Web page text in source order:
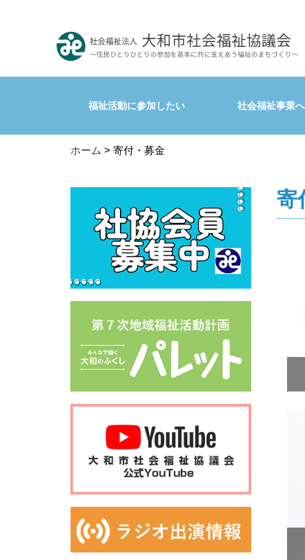
福祉活動に参加したい 社会福祉事業
ホーム > 寄付・募金
寄